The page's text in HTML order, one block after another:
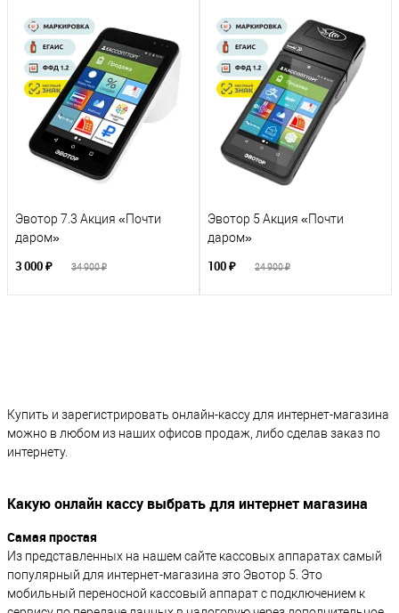
Эвотор 7.3 Акция «Почти
даром»
3 000 ₽ 34 900 ₽
Эвотор 5 Акция «Почти
даром»
100 ₽ 24 900 ₽
Купить и зарегистрировать онлайн-кассу для интернет-магазина
можно в любом из наших офисов продаж, либо сделав заказ по
интернету.
Какую онлайн кассу выбрать для интернет магазина
Самая простая
Из представленных на нашем сайте кассовых аппаратах самый
популярный для интернет-магазина это Эвотор 5. Это
мобильный переносной кассовый аппарат с подключением к